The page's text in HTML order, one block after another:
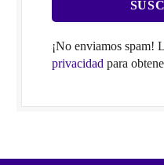
¡No enviamos spam!
privacidad para